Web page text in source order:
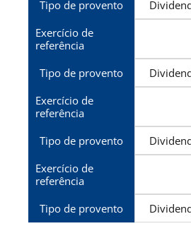
Tipo de provento
Exercício de
referência
Tipo de provento
Exercício de
referência
Tipo de provento
Exercício de
referência
Tipo de provento